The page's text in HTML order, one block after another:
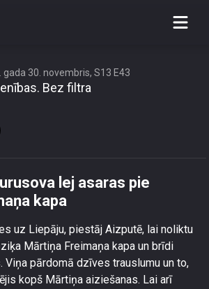
Kurusova lej asaras pie
gada 30. novembris, S13 E43
Bez filtra
lej asaras pie
kapa
uz Liepāju, piestāj Aizputē, lai noliktu
Mārtiņa Freimaņa kapa un brīdi
Viņa pārdomā dzīves trauslumu un to,
kopš Mārtiņa aiziešanas. Lai arī